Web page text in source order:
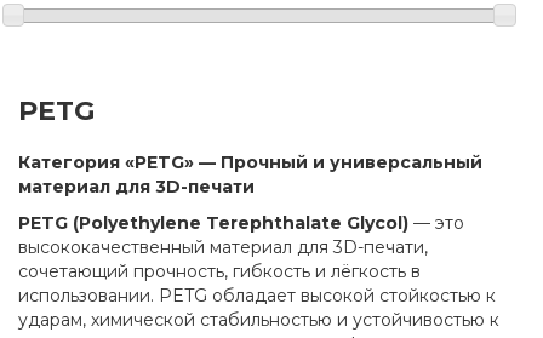
PETG
Категория «PETG» — Прочный и универсальный
материал для 3D-печати
PETG (Polyethylene Terephthalate Glycol) — это
высококачественный материал для 3D-печати,
сочетающий прочность, гибкость и лёгкость в
использовании. PETG обладает высокой стойкостью к
ударам, химической стабильностью и устойчивостью к